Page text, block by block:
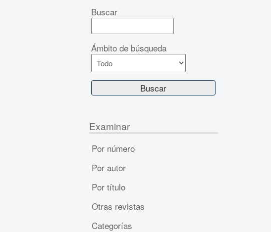
Buscar
Ámbito de búsqueda
Examinar
Por número
Por autor
Por título
Otras revistas
Categorías